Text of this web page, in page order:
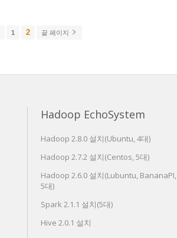
1 2 끝 페이지
Hadoop EchoSystem
Hadoop 2.8.0 설치(Ubuntu, 4대)
Hadoop 2.7.2 설치(Centos, 5대)
Hadoop 2.6.0 설치(Lubuntu, BananaPI,
5대)
Spark 2.1.1 설치(5대)
Hive 2.0.1 설치